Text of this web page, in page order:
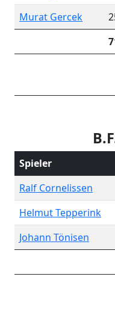
Murat Gercek
Spieler
Ralf Cornelissen
Helmut Tepperink
Johann Tönisen